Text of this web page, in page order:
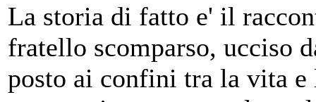
La storia di fatto e' il
fratello scomparso, ucciso
posto ai confini tra la vita e